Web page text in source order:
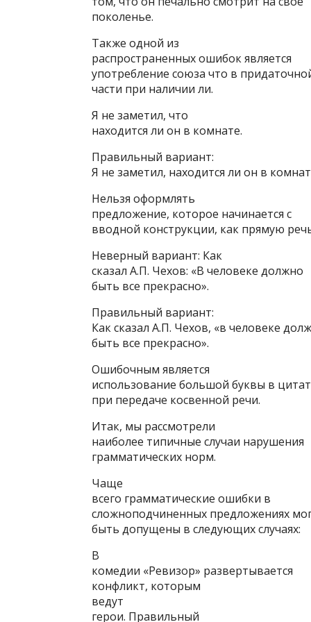
поколенье.
Также одной из
распространенных ошибок является
употребление союза что в
части при наличии ли.
Я не заметил, что
находится ли он в комнате.
Правильный вариант:
Я не заметил, находится ли он в
Нельзя оформлять
предложение, которое начинается с
вводной конструкции, как прямую
Неверный вариант: Как
сказал А.П. Чехов: «В человеке должно
быть все прекрасно».
Правильный вариант:
Как сказал А.П. Чехов, «в человеке
быть все прекрасно».
Ошибочным является
использование большой буквы в
при передаче косвенной речи.
Итак, мы рассмотрели
наиболее типичные случаи нарушения
грамматических норм.
Чаще
всего грамматические ошибки в
сложноподчиненных предложениях
быть допущены в следующих случаях:
В
комедии «Ревизор» развертывается
конфликт, которым
ведут
герои. Правильный